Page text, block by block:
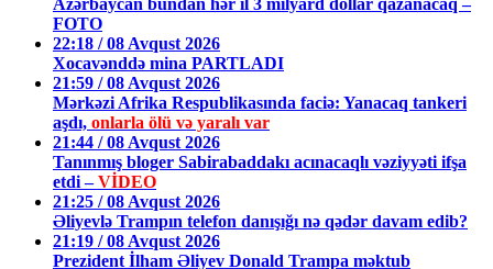
FOTO
22:18 / 08 Avqust 2026
Xocavənddə mina PARTLADI
21:59 / 08 Avqust 2026
Mərkəzi Afrika Respublikasında faciə: Yanacaq tankeri
aşdı, onlarla ölü və yaralı var
21:44 / 08 Avqust 2026
Tanınmış bloger Sabirabaddakı acınacaqlı vəziyyəti ifşa
etdi –VİDEO
21:25 / 08 Avqust 2026
Əliyevlə Trampın telefon danışığı nə qədər davam edib?
21:19 / 08 Avqust 2026
Prezident İlham Əliyev Donald Trampa məktub